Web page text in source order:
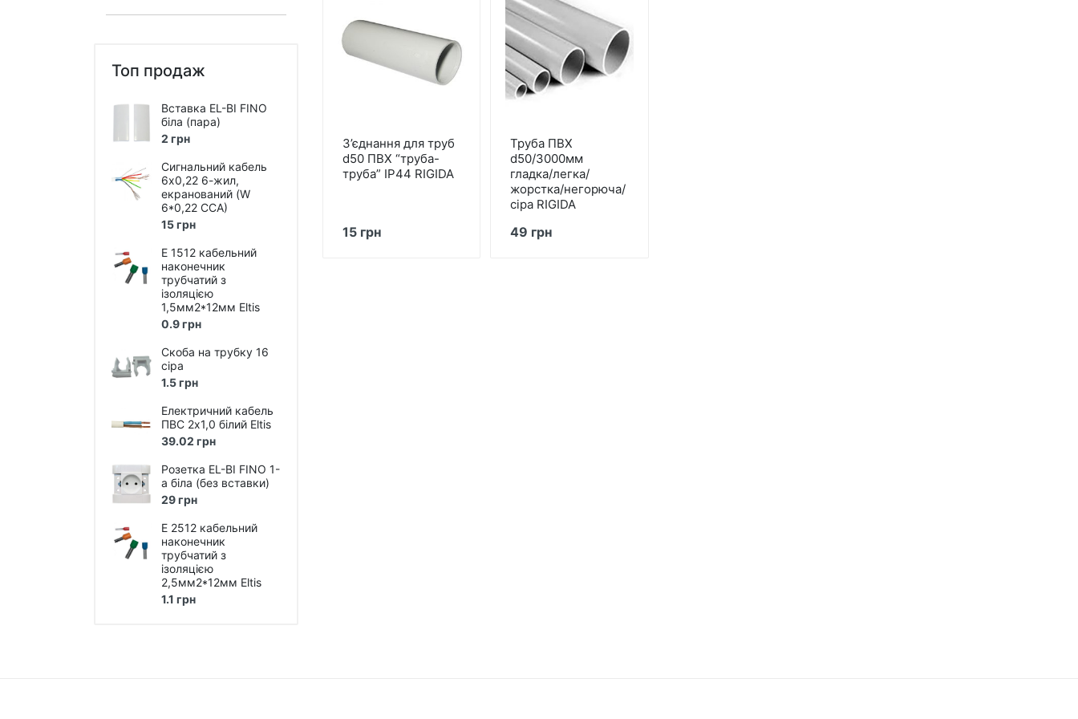
Кнопки, перемикачі, пости...
Коробки монтажні і
розподільчі
Щитки, бокси, панелі
Щитки, бокси металеві
Дверки ревізійні (металеві та
пластмасові)
повітроводи
Лампи розжарювання
Лампи люмінісцентні
Лампи енергоощадні Е27, Е14,
Лампи галогенні
LED Панелі (світлодіодні)
Лампи промислові, для
вуличних світильників
Топ продаж
Вставка EL-BI FINO
біла (пара)
2 грн
Сигнальний кабель
6х0,22 6-жил,
екранований (W
6*0,22 ССА)
15 грн
E 1512 кабельний
наконечник
трубчатий з
ізоляцією
1,5мм2*12мм Eltis
0.9 грн
Скоба на трубку 16
сіра
1.5 грн
Електричний кабель
ПВС 2х1,0 білий Eltis
39.02 грн
Розетка EL-BI FINO 1-
а біла (без вставки)
29 грн
E 2512 кабельний
наконечник
трубчатий з
ізоляцією
2,5мм2*12мм Eltis
1.1 грн
З’єднання для труб
d50 ПВХ “труба-
труба” ІР44 RIGIDA
15 грн
Труба ПВХ
d50/3000мм
гладка/легка/
жорстка/негорюча/
сіра RIGIDA
49 грн